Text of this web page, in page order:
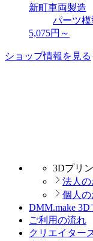
新町車両製造
パーツ模
5,075円～
ショップ情報を見る
3Dプリ
法人
個人
DMM.make
ご利用の流れ
クリエイター